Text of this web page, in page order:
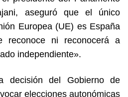
aseguró que el único
Europea (UE) es España
reconoce ni reconocerá a
independiente».
decisión del Gobierno de
elecciones autonómicas